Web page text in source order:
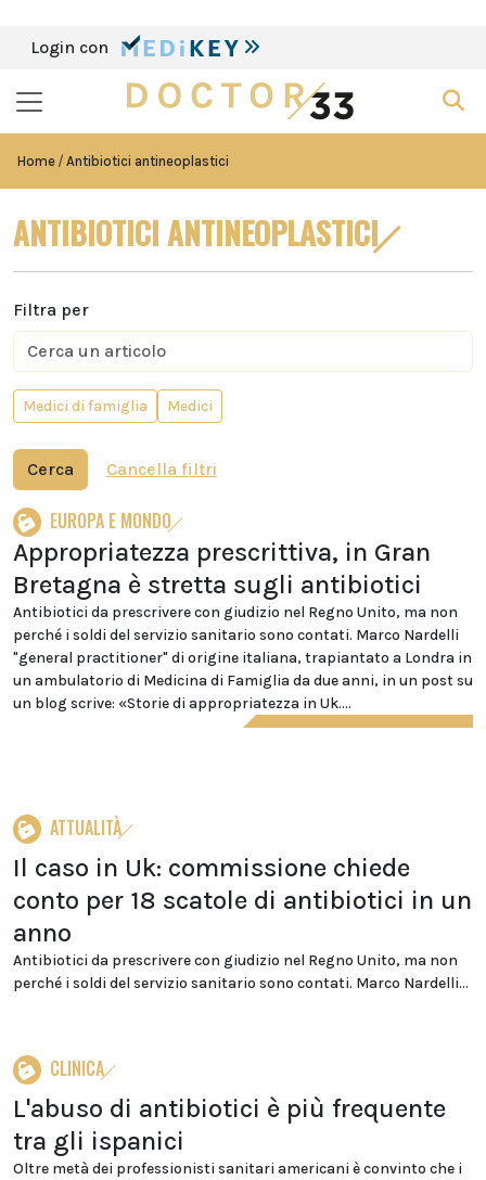
Login con
Home Antibiotici antineoplastici
ANTIBIOTICI ANTINEOPLASTICI
Filtra per
Medici di famiglia Medici
Cerca Cancella filtri
EUROPA E MONDO
Appropriatezza prescrittiva, in Gran
Bretagna è stretta sugli antibiotici
Antibiotici da prescrivere con giudizio nel Regno Unito, ma non
perché i soldi del servizio sanitario sono contati. Marco Nardelli
"general practitioner" di origine italiana, trapiantato a Londra in
un ambulatorio di Medicina di Famiglia da due anni, in un post su
un blog scrive: «Storie di appropriatezza in Uk....
ATTUALITÀ
Il caso in Uk: commissione chiede
conto per 18 scatole di antibiotici in un
anno
Antibiotici da prescrivere con giudizio nel Regno Unito, ma non
perché i soldi del servizio sanitario sono contati. Marco Nardelli...
CLINICA
L'abuso di antibiotici è più frequente
tra gli ispanici
Oltre metà dei professionisti sanitari americani è convinto che i